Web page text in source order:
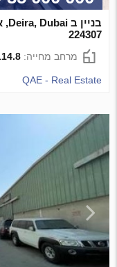
224307
מרחב מחייה:m²
QAE - Real Estate